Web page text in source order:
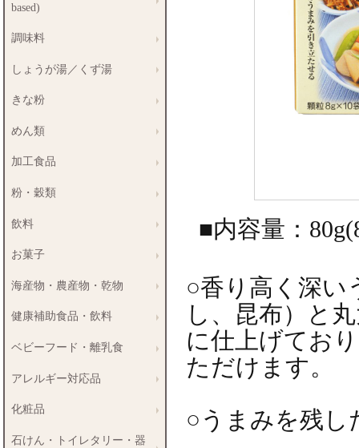
■内容量：
○香り高く深い
し、昆布）と
に仕上げてお
ただけます。
○うまみを残し
based)
調味料
しょうが湯／くず湯
きな粉
めん類
加工食品
粉・穀類
飲料
お菓子
海産物・農産物・乾物
健康補助食品・飲料
ベビーフード・離乳食
アレルギー対応品
化粧品
石けん・トイレタリー・器